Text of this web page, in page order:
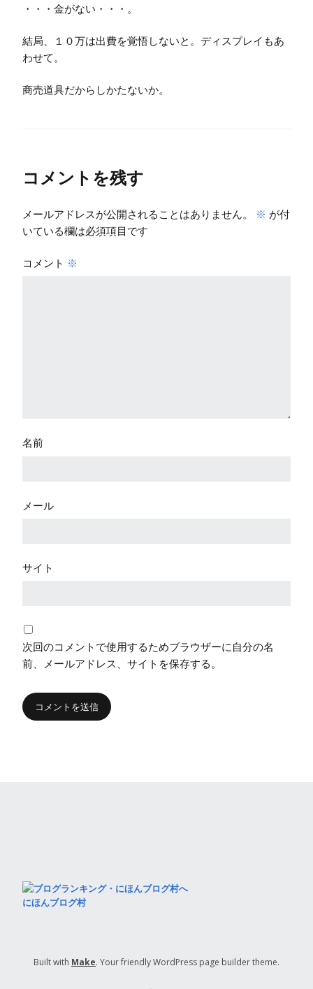
・・・金がない・・・。
結局、１０万は出費を覚悟しないと。ディスプレイもあ
わせて。
商売道具だからしかたないか。
コメントを残す
メールアドレスが公開されることはありません。 ※ が付
いている欄は必須項目です
コメント ※
名前
メール
サイト
次回のコメントで使用するためブラウザーに自分の名
前、メールアドレス、サイトを保存する。
にほんブログ村
Built with Make. Your friendly WordPress page builder theme.